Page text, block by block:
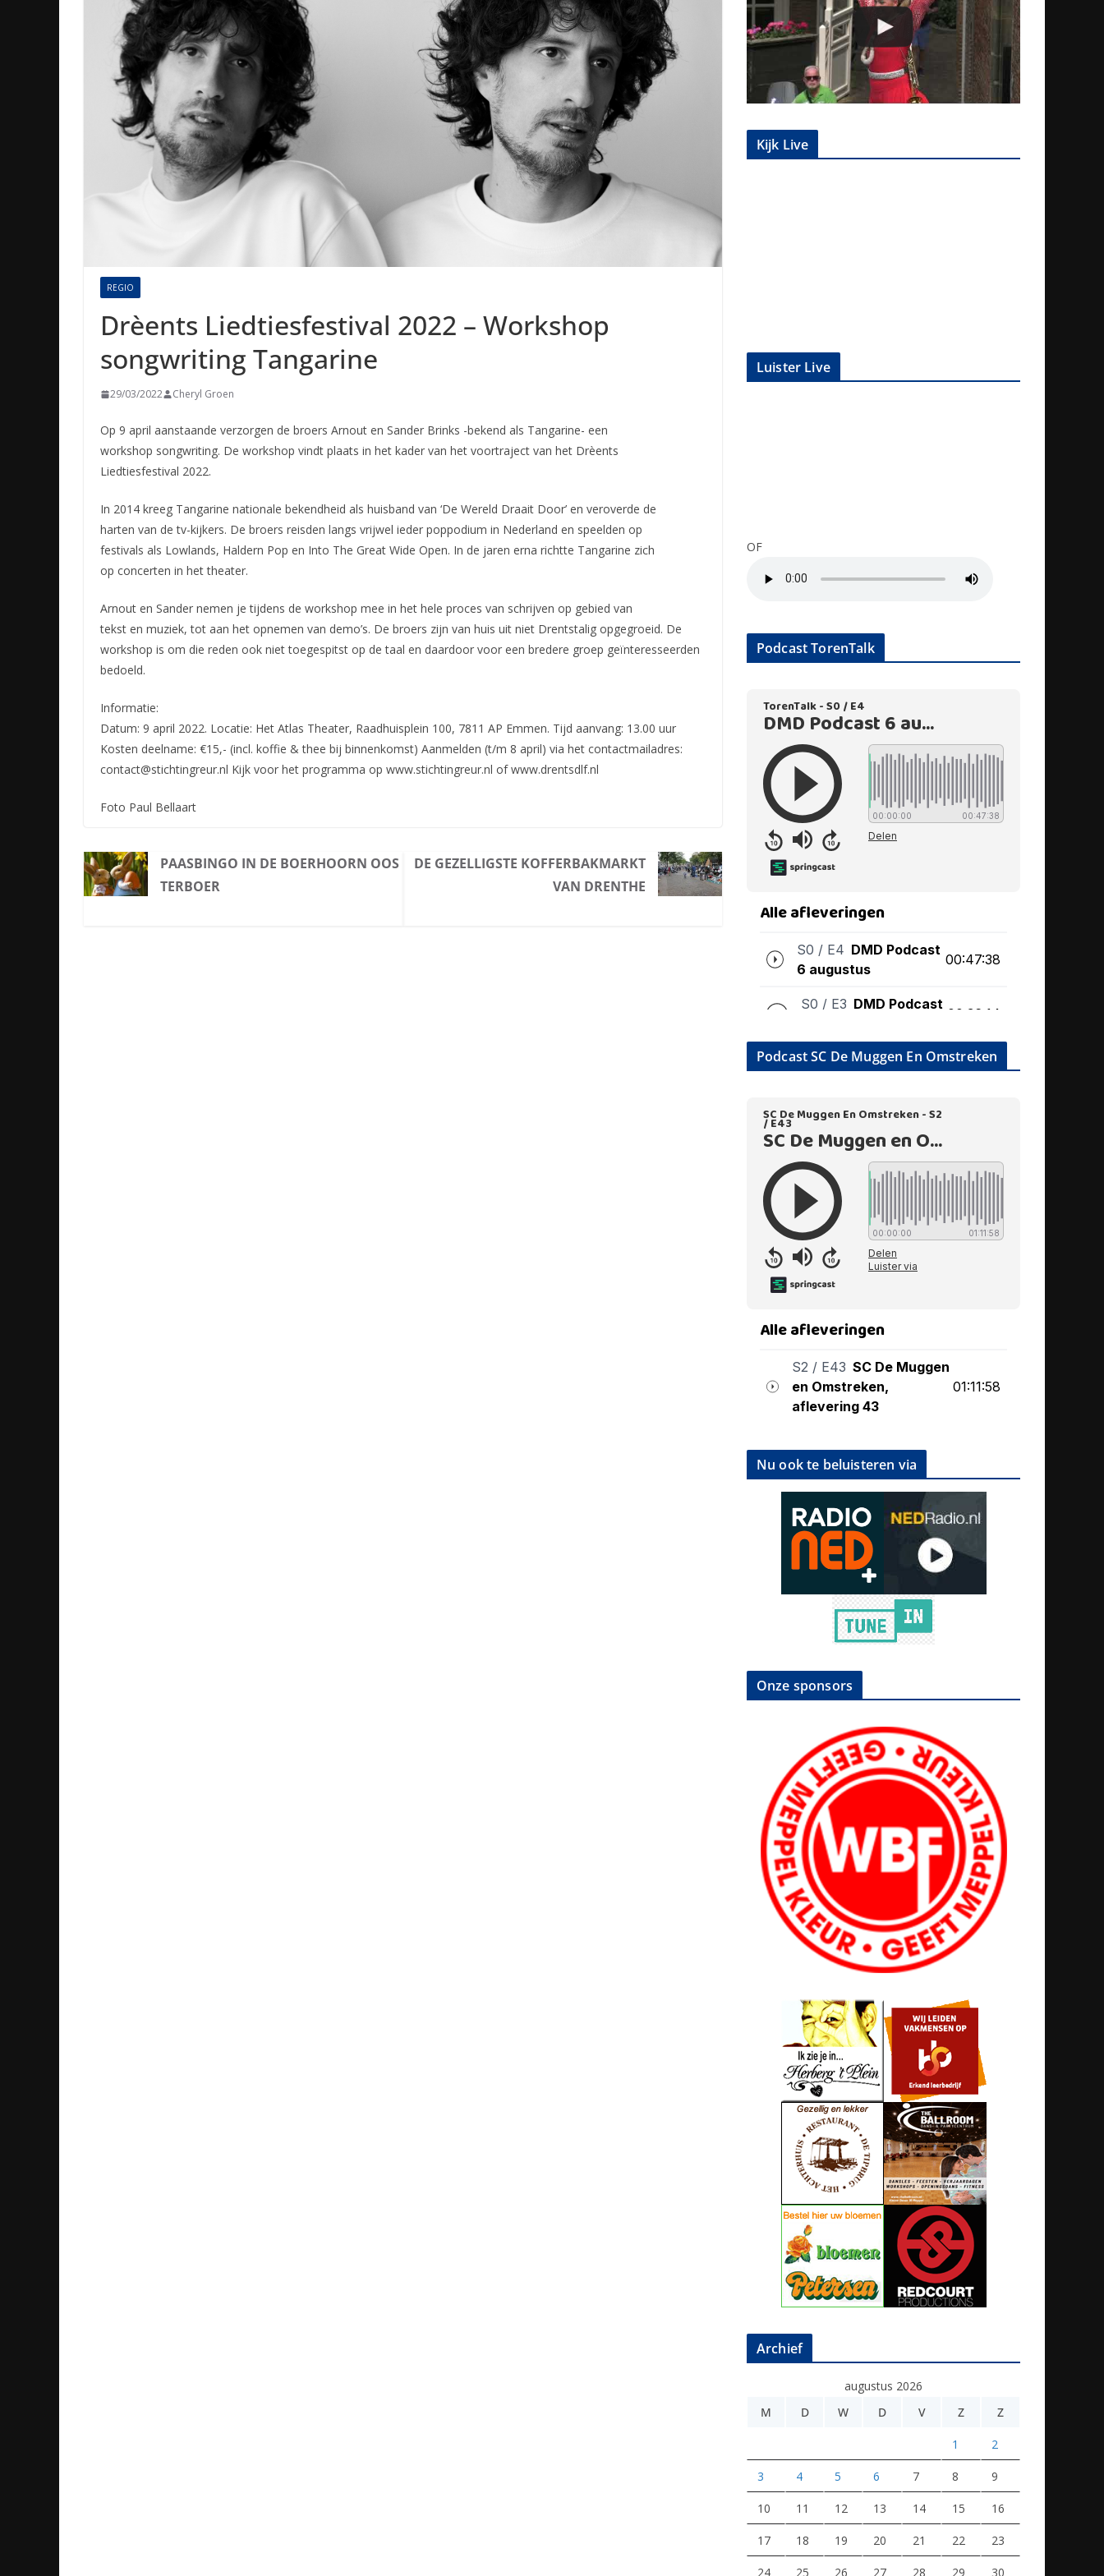
REGIO
Drèents Liedtiesfestival 2022 – Workshop
songwriting Tangarine
29/03/2022 Cheryl Groen
Op 9 april aanstaande verzorgen de broers Arnout en Sander Brinks -bekend als Tangarine- een
workshop songwriting. De workshop vindt plaats in het kader van het voortraject van het Drèents
Liedtiesfestival 2022.
In 2014 kreeg Tangarine nationale bekendheid als huisband van ‘De Wereld Draait Door’ en veroverde de
harten van de tv-kijkers. De broers reisden langs vrijwel ieder poppodium in Nederland en speelden op
festivals als Lowlands, Haldern Pop en Into The Great Wide Open. In de jaren erna richtte Tangarine zich
op concerten in het theater.
Arnout en Sander nemen je tijdens de workshop mee in het hele proces van schrijven op gebied van
tekst en muziek, tot aan het opnemen van demo’s. De broers zijn van huis uit niet Drentstalig opgegroeid. De
workshop is om die reden ook niet toegespitst op de taal en daardoor voor een bredere groep geïnteresseerden
bedoeld.
Informatie:
Datum: 9 april 2022. Locatie: Het Atlas Theater, Raadhuisplein 100, 7811 AP Emmen. Tijd aanvang: 13.00 uur
Kosten deelname: €15,- (incl. koffie & thee bij binnenkomst) Aanmelden (t/m 8 april) via het contactmailadres:
contact@stichtingreur.nl Kijk voor het programma op www.stichtingreur.nl of www.drentsdlf.nl
Foto Paul Bellaart
PAASBINGO IN DE BOERHOORN OOS
TERBOER
DE GEZELLIGSTE KOFFERBAKMARKT
VAN DRENTHE
Kijk Live
Luister Live
OF
Podcast TorenTalk
Podcast SC De Muggen En Omstreken
Nu ook te beluisteren via
Onze sponsors
Archief
augustus 2026
M
D W D V Z Z
1 2
3 4 5 6 7 8 9
10 11 12 13 14 15 16
17 18 19 20 21 22 23
24 25 26 27 28 29 30